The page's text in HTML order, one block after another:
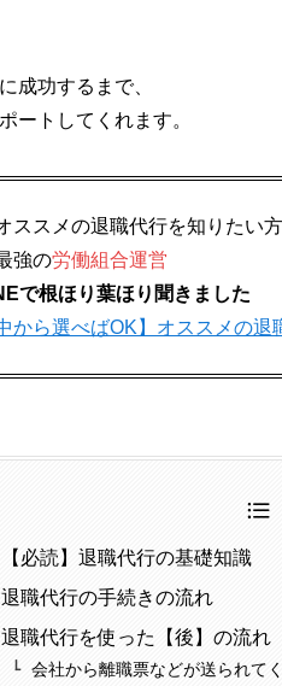
成功するまで、
ートしてくれます。
ススメの退職代行を知りたい
強の労働組合運営
で根ほり葉ほり聞きました
から選べばOK】オススメの
【必読】退職代行の基礎知識
退職代行の手続きの流れ
退職代行を使った【後】の流れ
会社から離職票などが送られて